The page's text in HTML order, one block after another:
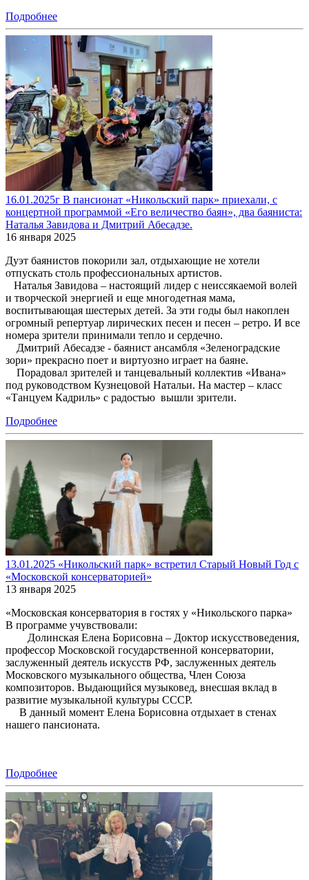
Подробнее
16.01.2025г В пансионат «Никольский парк» приехали, с
концертной программой «Его величество баян», два баяниста:
Наталья Завидова и Дмитрий Абесадзе.
16 января 2025
Дуэт баянистов покорили зал, отдыхающие не хотели
отпускать столь профессиональных артистов.
Наталья Завидова – настоящий лидер с неиссякаемой волей
и творческой энергией и еще многодетная мама,
воспитывающая шестерых детей. За эти годы был накоплен
огромный репертуар лирических песен и песен – ретро. И все
номера зрители принимали тепло и сердечно.
Дмитрий Абесадзе - баянист ансамбля «Зеленоградские
зори» прекрасно поет и виртуозно играет на баяне.
Порадовал зрителей и танцевальный коллектив «Ивана»
под руководством Кузнецовой Натальи. На мастер – класс
«Танцуем Кадриль» с радостью вышли зрители.
Подробнее
13.01.2025 «Никольский парк» встретил Старый Новый Год с
«Московской консерваторией»
13 января 2025
«Московская консерватория в гостях у «Никольского парка»
В программе учувствовали:
Долинская Елена Борисовна – Доктор искусствоведения,
профессор Московской государственной консерватории,
заслуженный деятель искусств РФ, заслуженных деятель
Московского музыкального общества, Член Союза
композиторов. Выдающийся музыковед, внесшая вклад в
развитие музыкальной культуры СССР.
В данный момент Елена Борисовна отдыхает в стенах
нашего пансионата.
Подробнее